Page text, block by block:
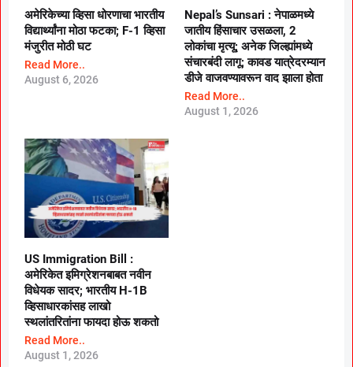
अमेरिकेच्या व्हिसा धोरणाचा भारतीय
विद्यार्थ्यांना मोठा फटका; F-1 व्हिसा
मंजुरीत मोठी घट
Read More..
August 6, 2026
Nepal’s Sunsari : नेपाळमध्ये
जातीय हिंसाचार उसळला, 2
लोकांचा मृत्यू; अनेक जिल्ह्यांमध्ये
संचारबंदी लागू; कावड यात्रेदरम्यान
डीजे वाजवण्यावरून वाद झाला होता
Read More..
August 1, 2026
US Immigration Bill :
अमेरिकेत इमिग्रेशनबाबत नवीन
विधेयक सादर; भारतीय H-1B
व्हिसाधारकांसह लाखो
स्थलांतरितांना फायदा होऊ शकतो
Read More..
August 1, 2026